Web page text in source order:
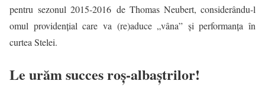
pentru sezonul 2015-2016 de Thomas Neubert, considerându-l
omul providențial care va (re)aduce „vâna” și performanța în
curtea Stelei.
Le urăm succesroș-albaștrilor!